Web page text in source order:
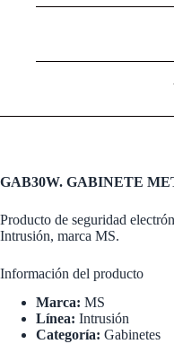
GAB30W. GABINETE
Producto de seguridad
Intrusión, marca MS.
Información del producto
Marca: MS
Línea: Intrusión
Categoría: Gabinetes